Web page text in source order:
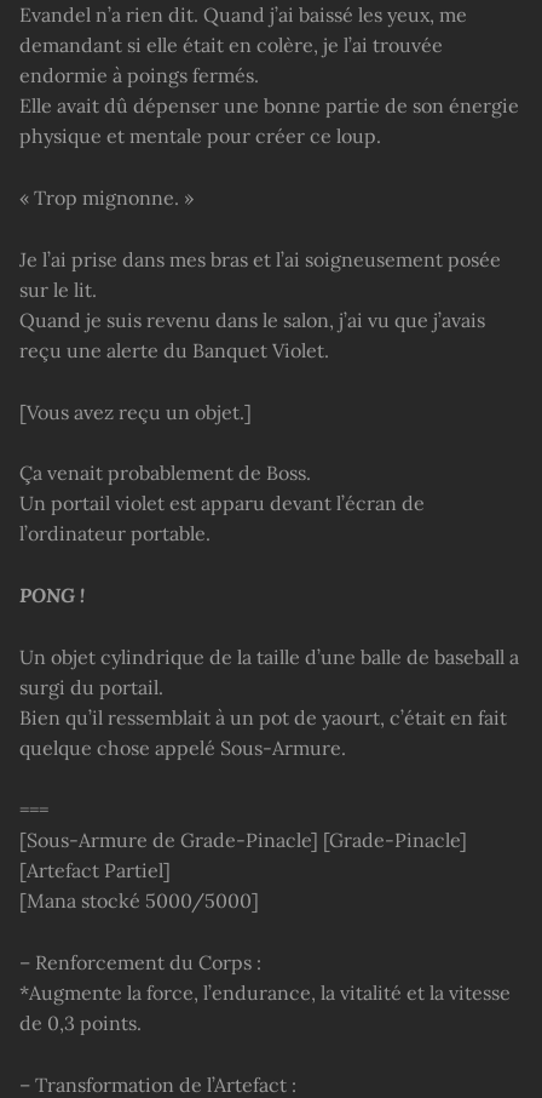
Evandel n’a rien dit. Quand j’ai baissé les yeux, me
demandant si elle était en colère, je l’ai trouvée
endormie à poings fermés.
Elle avait dû dépenser une bonne partie de son énergie
physique et mentale pour créer ce loup.
« Trop mignonne. »
Je l’ai prise dans mes bras et l’ai soigneusement posée
sur le lit.
Quand je suis revenu dans le salon, j’ai vu que j’avais
reçu une alerte du Banquet Violet.
[Vous avez reçu un objet.]
Ça venait probablement de Boss.
Un portail violet est apparu devant l’écran de
l’ordinateur portable.
PONG !
Un objet cylindrique de la taille d’une balle de baseball a
surgi du portail.
Bien qu’il ressemblait à un pot de yaourt, c’était en fait
quelque chose appelé Sous-Armure.
===
[Sous-Armure de Grade-Pinacle] [Grade-Pinacle]
[Artefact Partiel]
[Mana stocké 5000/5000]
– Renforcement du Corps :
*Augmente la force, l’endurance, la vitalité et la vitesse
de 0,3 points.
– Transformation de l’Artefact :